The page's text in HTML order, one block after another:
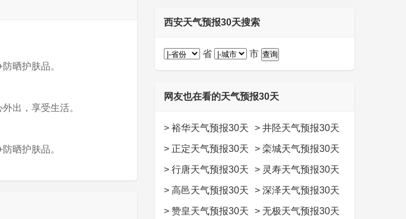
晒护肤品。
出，享受生活。
晒护肤品。
西安天气预报30天搜索
省 市
网友也在看的天气预报30天
> 裕华天气预报30天 > 井陉天气预报30天
> 正定天气预报30天 > 栾城天气预报30天
> 行唐天气预报30天 > 灵寿天气预报30天
> 高邑天气预报30天 > 深泽天气预报30天
> 赞皇天气预报30天 > 无极天气预报30天